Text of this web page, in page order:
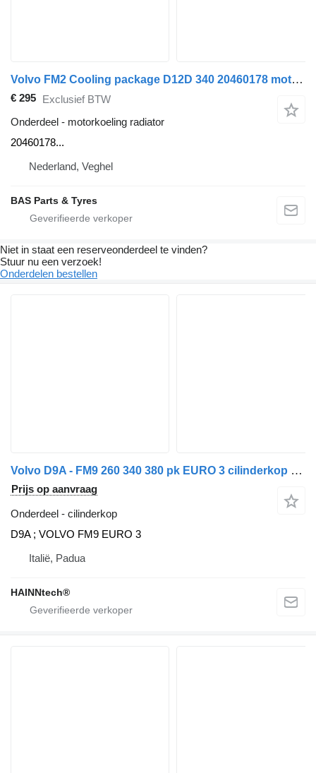
Volvo FM2 Cooling package D12D 340 20460178 motorkoeling radiator voor Volvo FM2 vrachtwagen
€ 295 Exclusief BTW
Onderdeel - motorkoeling radiator
20460178...
Nederland, Veghel
BAS Parts & Tyres
Niet in staat een reserveonderdeel te vinden?
Stuur nu een verzoek!
Onderdelen bestellen
Volvo D9A - FM9 260 340 380 pk EURO 3 cilinderkop voor Volvo vrachtwagen
Prijs op aanvraag
Onderdeel - cilinderkop
D9A ; VOLVO FM9 EURO 3
Italië, Padua
HAINNtech®